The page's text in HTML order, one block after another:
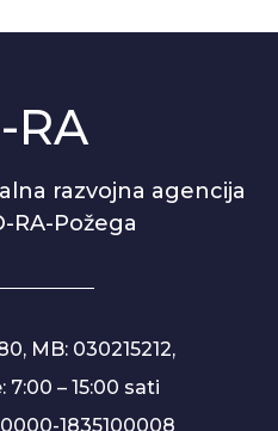
RA
razvojna agencija
RA-Požega
MB: 030215212,
7:00 – 15:00 sati
1835100008